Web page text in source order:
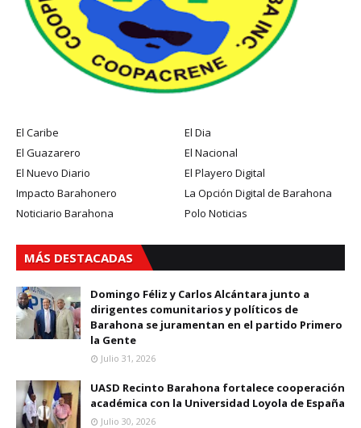
El Caribe
El Dia
El Guazarero
El Nacional
El Nuevo Diario
El Playero Digital
Impacto Barahonero
La Opción Digital de Barahona
Noticiario Barahona
Polo Noticias
MÁS DESTACADAS
Domingo Féliz y Carlos Alcántara junto a
dirigentes comunitarios y políticos de
Barahona se juramentan en el partido Primero
la Gente
Julio 31, 2026
UASD Recinto Barahona fortalece cooperación
académica con la Universidad Loyola de España
Julio 30, 2026